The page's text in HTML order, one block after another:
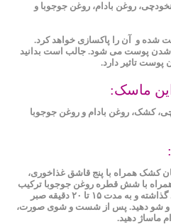
نخودچی، روغن بادام، روغن جوجوبا و
شده و آن را پاکسازی خواهد کرد.
پوست می شود. جالب است بدانید
تاثیر دارد.
این ماسک:
کشک، روغن بادام و روغن جوجوبا
کشک همراه با پنج قاشق غذاخوری،
بادام همراه با شش قطره روغن جوجوبا ترکیب
نمایید. ماسک را بر روی صورت خود گذاشته و به مدت ۱۵ تا ۲۰ دقیقه صبر
شو دهید. پس از شست و شوی صورت،
ماساژ دهید.